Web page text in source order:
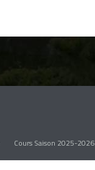
Cours Saison 2025-2026